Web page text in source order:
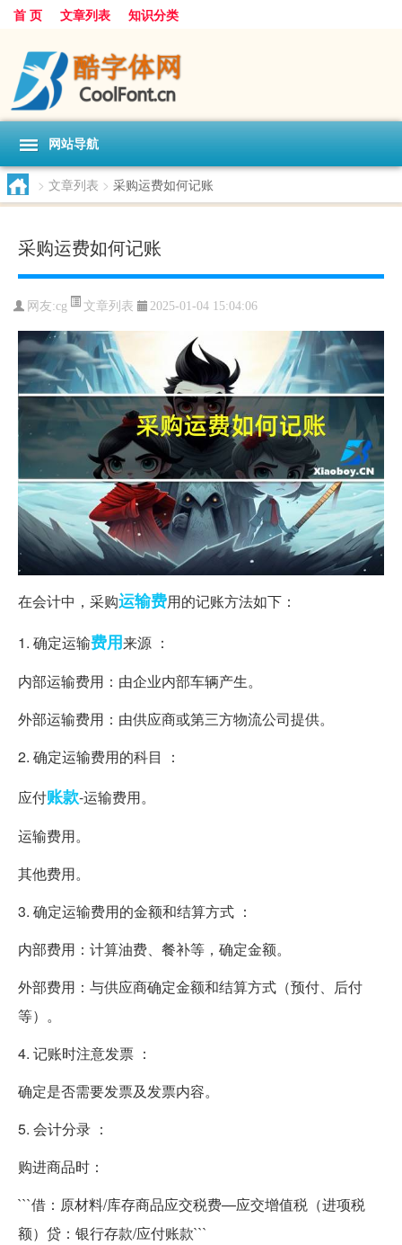
首 页 文章列表 知识分类
网站导航
> 文章列表 > 采购运费如何记账
采购运费如何记账
网友:cg 文章列表 2025-01-04 15:04:06
在会计中，采购运输费用的记账方法如下：
1. 确定运输费用来源 ：
内部运输费用：由企业内部车辆产生。
外部运输费用：由供应商或第三方物流公司提供。
2. 确定运输费用的科目 ：
应付账款-运输费用。
运输费用。
其他费用。
3. 确定运输费用的金额和结算方式 ：
内部费用：计算油费、餐补等，确定金额。
外部费用：与供应商确定金额和结算方式（预付、后付
等）。
4. 记账时注意发票 ：
确定是否需要发票及发票内容。
5. 会计分录 ：
购进商品时：
```借：原材料/库存商品应交税费—应交增值税（进项税
额）贷：银行存款/应付账款```